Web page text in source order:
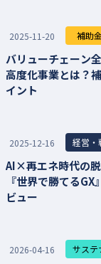
2025-11-20 補助金
バリューチェーン
高度化事業とは？
イント
2025-12-16 経営・
AI×再エネ時代の脱
『世界で勝てる
ビュー
2026-04-16 サステ